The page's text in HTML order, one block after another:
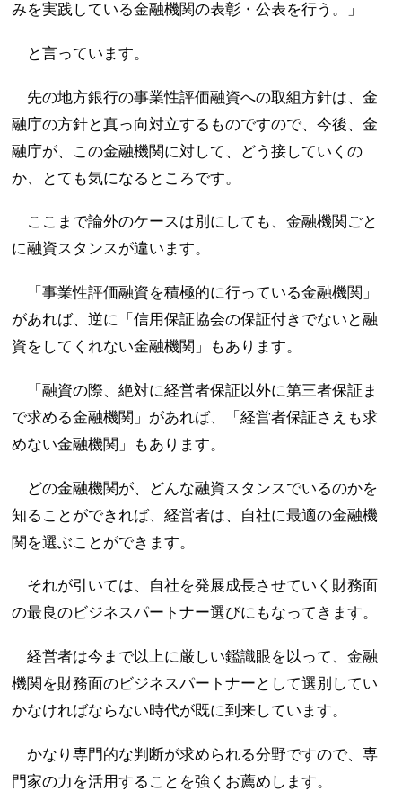
みを実践している金融機関の表彰・公表を行う。」
と言っています。
先の地方銀行の事業性評価融資への取組方針は、金
融庁の方針と真っ向対立するものですので、今後、金
融庁が、この金融機関に対して、どう接していくの
か、とても気になるところです。
ここまで論外のケースは別にしても、金融機関ごと
に融資スタンスが違います。
「事業性評価融資を積極的に行っている金融機関」
があれば、逆に「信用保証協会の保証付きでないと融
資をしてくれない金融機関」もあります。
「融資の際、絶対に経営者保証以外に第三者保証ま
で求める金融機関」があれば、「経営者保証さえも求
めない金融機関」もあります。
どの金融機関が、どんな融資スタンスでいるのかを
知ることができれば、経営者は、自社に最適の金融機
関を選ぶことができます。
それが引いては、自社を発展成長させていく財務面
の最良のビジネスパートナー選びにもなってきます。
経営者は今まで以上に厳しい鑑識眼を以って、金融
機関を財務面のビジネスパートナーとして選別してい
かなければならない時代が既に到来しています。
かなり専門的な判断が求められる分野ですので、専
門家の力を活用することを強くお薦めします。